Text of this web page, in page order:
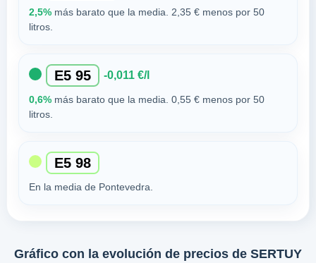
2,5%más barato que la media. 2,35 € menos por 50
litros.
E5 95 -0,011 €/l
0,6%más barato que la media. 0,55 € menos por 50
litros.
E5 98
En la media de Pontevedra.
Gráfico con la evolución de precios de SERTUY